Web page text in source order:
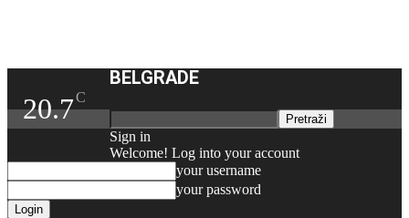
20.7C
BELGRADE
Sign in
Welcome! Log into your account
your username
your password